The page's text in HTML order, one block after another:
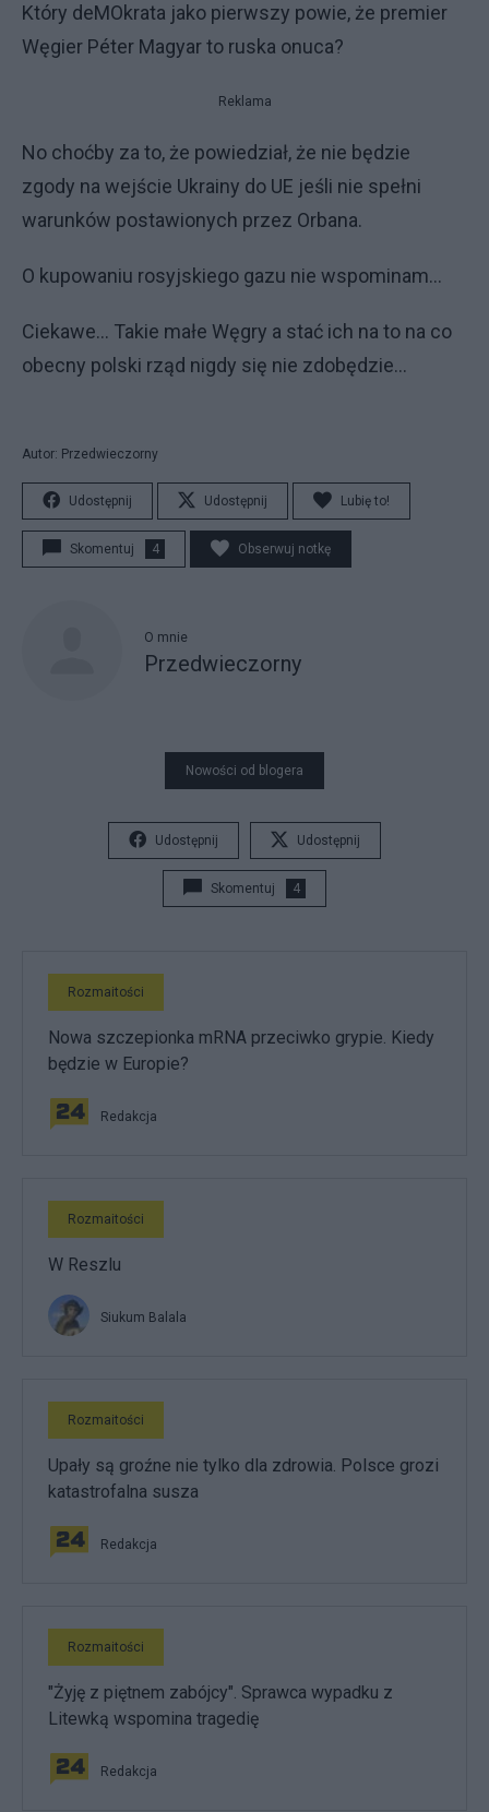
Który deMOkrata jako pierwszy powie, że premier
Węgier Péter Magyar to ruska onuca?
Reklama
No choćby za to, że powiedział, że nie będzie
zgody na wejście Ukrainy do UE jeśli nie spełni
warunków postawionych przez Orbana.
O kupowaniu rosyjskiego gazu nie wspominam...
Ciekawe... Takie małe Węgry a stać ich na to na co
obecny polski rząd nigdy się nie zdobędzie...
Autor: Przedwieczorny
Udostępnij Udostępnij Lubię to!
Skomentuj 4 Obserwuj notkę
O mnie
Przedwieczorny
Nowości od blogera
Udostępnij Udostępnij
Skomentuj 4
Rozmaitości
Nowa szczepionka mRNA przeciwko grypie. Kiedy
będzie w Europie?
Redakcja
Rozmaitości
W Reszlu
Siukum Balala
Rozmaitości
Upały są groźne nie tylko dla zdrowia. Polsce grozi
katastrofalna susza
Redakcja
Rozmaitości
"Żyję z piętnem zabójcy". Sprawca wypadku z
Litewką wspomina tragedię
Redakcja